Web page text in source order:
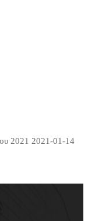
2021 2021-01-14